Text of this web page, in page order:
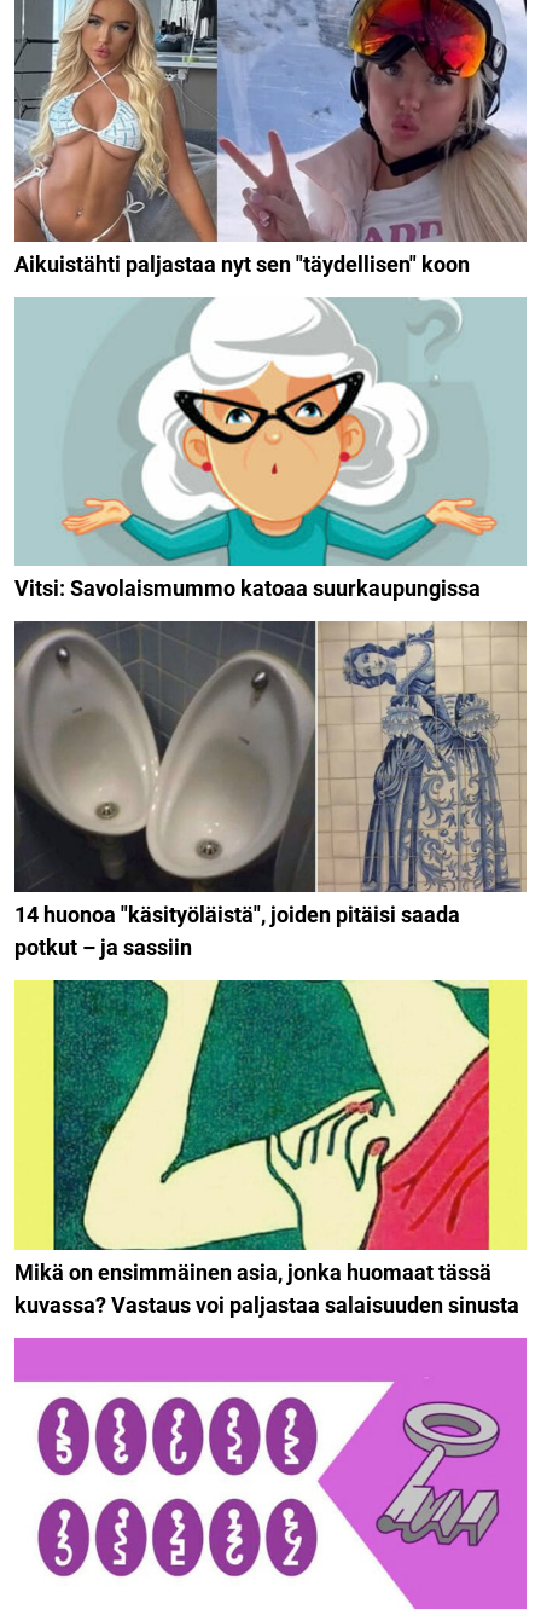
Aikuistähti paljastaa nyt sen "täydellisen" koon
Vitsi: Savolaismummo katoaa suurkaupungissa
14 huonoa "käsityöläistä", joiden pitäisi saada
potkut – ja sassiin
Mikä on ensimmäinen asia, jonka huomaat tässä
kuvassa? Vastaus voi paljastaa salaisuuden sinusta